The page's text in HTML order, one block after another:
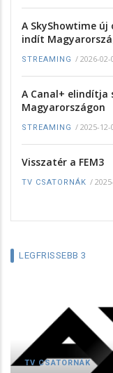
A SkyShowtime
indít
STREAMING / 2026-02-
A Canal+
Magyarországon
STREAMING / 2025-12-
Visszatér a FEM3
TV CSATORNÁK /
LEGFRISSEBB 3
TV CSATORNÁK